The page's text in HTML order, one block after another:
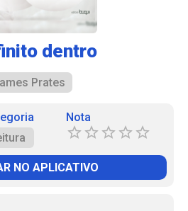
dentro
Prates
Nota
NO APLICATIVO